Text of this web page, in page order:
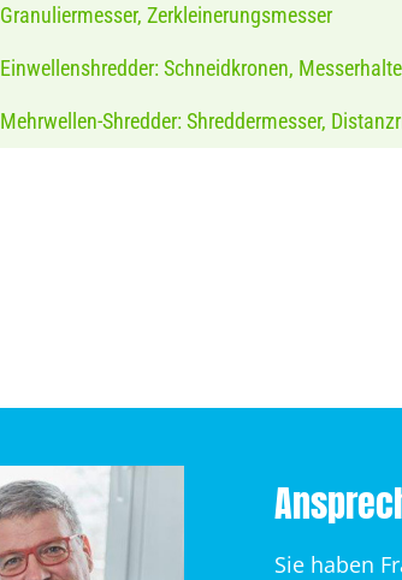
Granuliermesser, Zerkleinerungsmesser
Einwellenshredder: Schneidkronen,
Mehrwellen-Shredder: Shreddermesser,
Sie haben